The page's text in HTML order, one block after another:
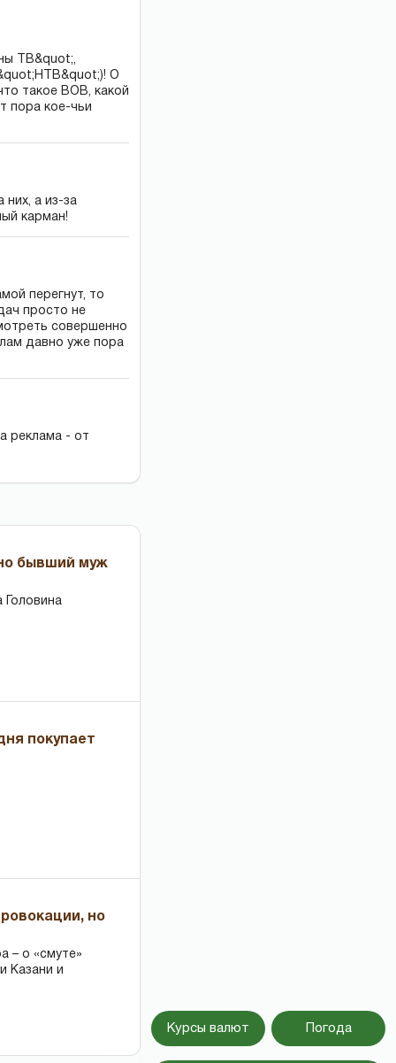
ТВ&quot;,
О
такое ВОВ, какой
пора кое-чьи
них, а из-за
карман!
перегнут, то
просто не
совершенно
давно уже пора
реклама - от
бывший муж
покупает
но
– о «смуте»
Казани и
Курсы валют Погода